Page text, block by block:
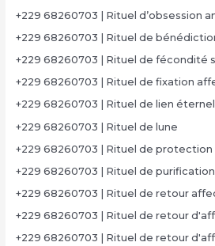
+229 68260703 | Rituel d’obsession
+229 68260703 | Rituel de
+229 68260703 | Rituel de fécondité
+229 68260703 | Rituel de fixation
+229 68260703 | Rituel de lien éternel
+229 68260703 | Rituel de lune
+229 68260703 | Rituel de protection
+229 68260703 | Rituel de purification
+229 68260703 | Rituel de retour
+229 68260703 | Rituel de retour
+229 68260703 | Rituel de retour